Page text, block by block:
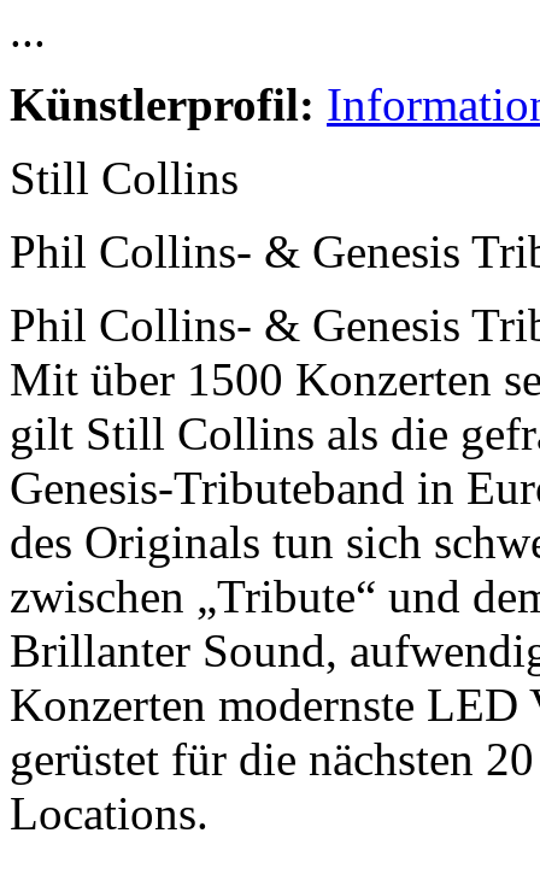
...
Künstlerprofil:
Still Collins
Phil Collins- & Genesis
Phil Collins- & Genesis
Mit über 1500 Konzerten
gilt Still Collins als die
Genesis-Tributeband in
des Originals tun sich
zwischen „Tribute“ und
Brillanter Sound,
Konzerten modernste
gerüstet für die nächsten
Locations.